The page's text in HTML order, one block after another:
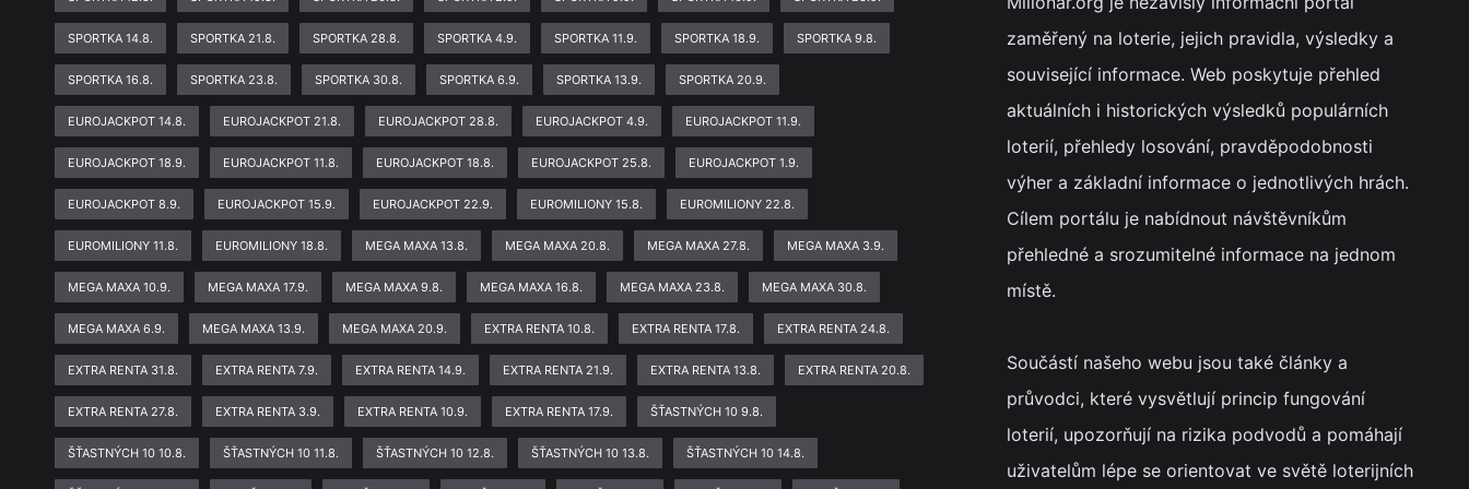
SPORTKA 14.8. SPORTKA 21.8. SPORTKA 28.8. SPORTKA 4.9. SPORTKA 11.9. SPORTKA 18.9. SPORTKA 9.8.
SPORTKA 16.8. SPORTKA 23.8. SPORTKA 30.8. SPORTKA 6.9. SPORTKA 13.9. SPORTKA 20.9.
EUROJACKPOT 14.8. EUROJACKPOT 21.8. EUROJACKPOT 28.8. EUROJACKPOT 4.9. EUROJACKPOT 11.9.
EUROJACKPOT 18.9. EUROJACKPOT 11.8. EUROJACKPOT 18.8. EUROJACKPOT 25.8. EUROJACKPOT 1.9.
EUROJACKPOT 8.9. EUROJACKPOT 15.9. EUROJACKPOT 22.9. EUROMILIONY 15.8. EUROMILIONY 22.8.
EUROMILIONY 11.8. EUROMILIONY 18.8. MEGA MAXA 13.8. MEGA MAXA 20.8. MEGA MAXA 27.8. MEGA MAXA 3.9.
MEGA MAXA 10.9. MEGA MAXA 17.9. MEGA MAXA 9.8. MEGA MAXA 16.8. MEGA MAXA 23.8. MEGA MAXA 30.8.
MEGA MAXA 6.9. MEGA MAXA 13.9. MEGA MAXA 20.9. EXTRA RENTA 10.8. EXTRA RENTA 17.8. EXTRA RENTA 24.8.
EXTRA RENTA 31.8. EXTRA RENTA 7.9. EXTRA RENTA 14.9. EXTRA RENTA 21.9. EXTRA RENTA 13.8. EXTRA RENTA 20.8.
EXTRA RENTA 27.8. EXTRA RENTA 3.9. EXTRA RENTA 10.9. EXTRA RENTA 17.9. ŠŤASTNÝCH 10 9.8.
ŠŤASTNÝCH 10 10.8. ŠŤASTNÝCH 10 11.8. ŠŤASTNÝCH 10 12.8. ŠŤASTNÝCH 10 13.8. ŠŤASTNÝCH 10 14.8.
zaměřený na loterie, jejich pravidla, výsledky a
související informace. Web poskytuje přehled
aktuálních i historických výsledků populárních
loterií, přehledy losování, pravděpodobnosti
výher a základní informace o jednotlivých hrách.
Cílem portálu je nabídnout návštěvníkům
přehledné a srozumitelné informace na jednom
místě.
Součástí našeho webu jsou také články a
průvodci, které vysvětlují princip fungování
loterií, upozorňují na rizika podvodů a pomáhají
uživatelům lépe se orientovat ve světě loterijních